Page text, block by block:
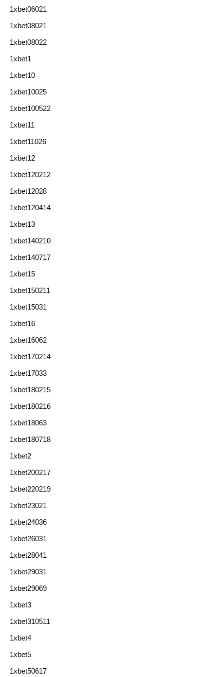
1xbet06021
1xbet08021
1xbet08022
1xbet1
1xbet10
1xbet10025
1xbet100522
1xbet11
1xbet11026
1xbet12
1xbet120212
1xbet12028
1xbet120414
1xbet13
1xbet140210
1xbet140717
1xbet15
1xbet150211
1xbet15031
1xbet16
1xbet16062
1xbet170214
1xbet17033
1xbet180215
1xbet180216
1xbet18063
1xbet180718
1xbet2
1xbet200217
1xbet220219
1xbet23021
1xbet24036
1xbet26031
1xbet28041
1xbet29031
1xbet29069
1xbet3
1xbet310511
1xbet4
1xbet5
1xbet50617